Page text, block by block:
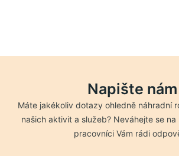
Napište nám
Máte jakékoliv dotazy ohledně náhradní
našich aktivit a služeb? Neváhejte se
pracovníci Vám rádi